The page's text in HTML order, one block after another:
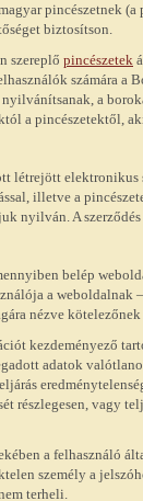
pincészetnek
biztosítson.
szereplő pincészetek
számára a
a
a pincészetektől,
létrejött elektronikus
illetve a
nyilván. A
belép
a weboldalnak
nézve
kezdeményező
adatok
részlegesen, vagy
a felhasználó
személy a
terheli.